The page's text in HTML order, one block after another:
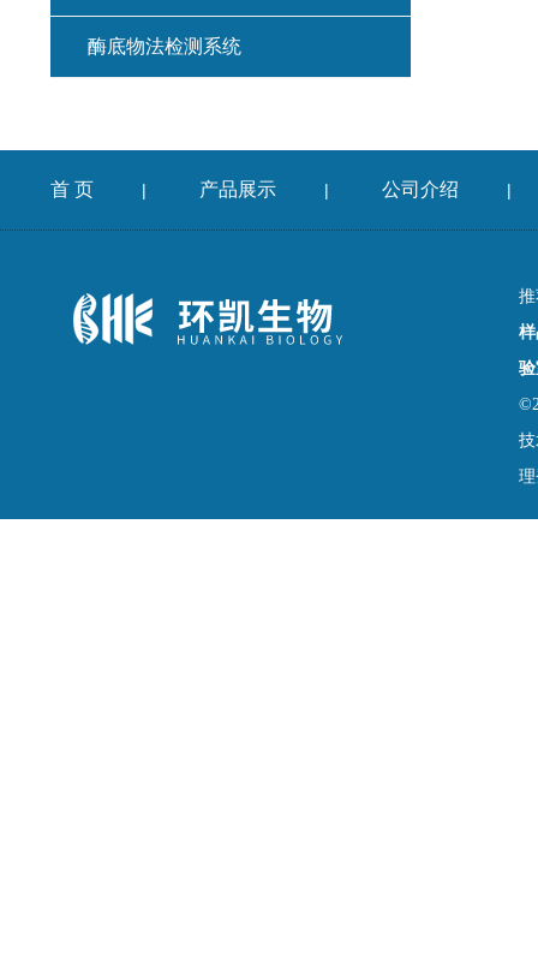
酶底物法检测系统
首 页 | 产品展示 | 公司介绍 |